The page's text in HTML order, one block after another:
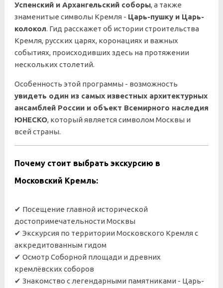
Успенский и Архангельский соборы, а также
знаменитые символы Кремля - Царь-пушку и Царь-
колокол. Гид расскажет об истории строительства
Кремля, русских царях, коронациях и важных
событиях, происходивших здесь на протяжении
нескольких столетий.
Особенность этой программы - возможность
увидеть один из самых известных архитектурных
ансамблей России и объект Всемирного наследия
ЮНЕСКО, который является символом Москвы и
всей страны.
Почему стоит выбрать экскурсию в
Московский Кремль:
✔ Посещение главной исторической
достопримечательности Москвы
✔ Экскурсия по территории Московского Кремля с
аккредитованным гидом
✔ Осмотр Соборной площади и древних
кремлёвских соборов
✔ Знакомство с легендарными памятниками - Царь-